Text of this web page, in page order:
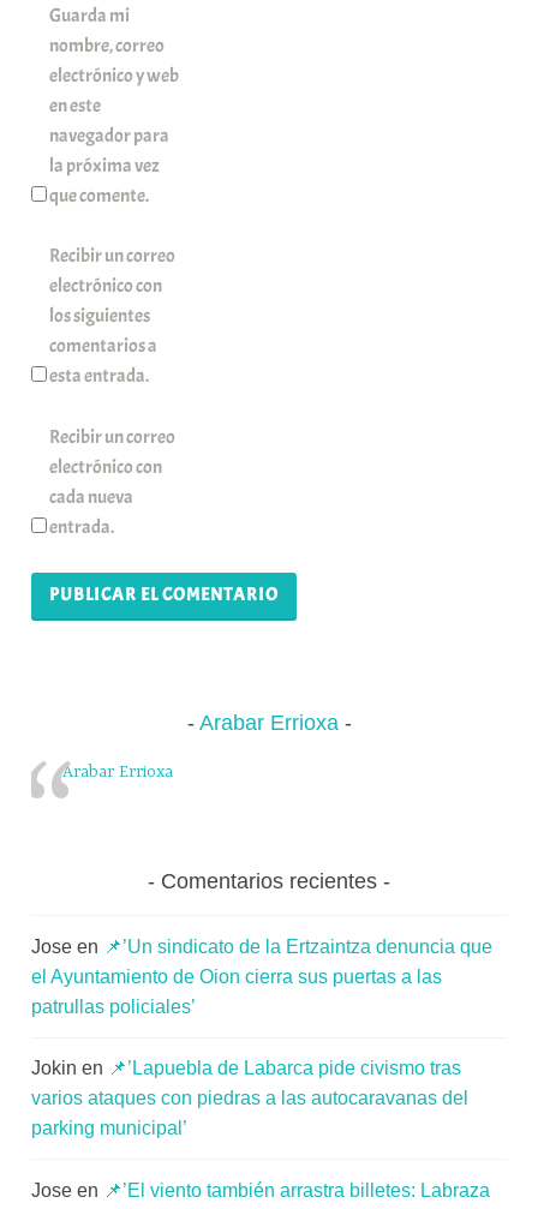
Guarda mi
nombre, correo
electrónico y web
en este
navegador para
la próxima vez
que comente.
Recibir un correo
electrónico con
los siguientes
comentarios a
esta entrada.
Recibir un correo
electrónico con
cada nueva
entrada.
Arabar Errioxa
Arabar Errioxa
Comentarios recientes
Jose en 📌’Un sindicato de la Ertzaintza denuncia que
el Ayuntamiento de Oion cierra sus puertas a las
patrullas policiales’
Jokin en 📌’Lapuebla de Labarca pide civismo tras
varios ataques con piedras a las autocaravanas del
parking municipal’
Jose en 📌’El viento también arrastra billetes: Labraza